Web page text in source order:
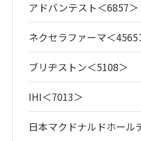
アドバンテスト＜6857＞
ネクセラファーマ＜4565
ブリヂストン＜5108＞
IHI＜7013＞
日本マクドナルドホール